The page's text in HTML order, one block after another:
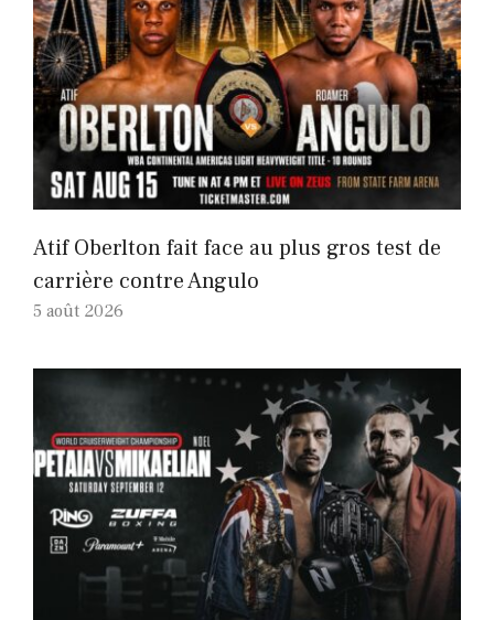
Atif Oberlton fait face au plus gros test de
carrière contre Angulo
5 août 2026